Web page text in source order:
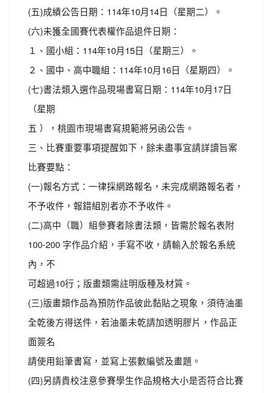
(五)成績公告日期：114年10月14日（星期二）。
(六)未獲全國賽代表權作品退件日期：
１、國小組：114年10月15日（星期三）。
２、國中、高中職組：114年10月16日（星期四）。
(七)書法類入選作品現場書寫日期：114年10月17日
（星期
五 ），桃園市現場書寫規範將另函公告。
三、比賽重要事項提醒如下，餘未盡事宜請詳讀旨案
比賽要點：
(一)報名方式：一律採網路報名，未完成網路報名者，
不予收件，報錯組別者亦不予收件。
(二)高中（職）組參賽者除書法類，皆需於報名表附
100-200 字作品介紹，手寫不收，請輸入於報名系統
內，不
可超過10行；版畫類需註明版種及材質。
(三)版畫類作品為預防作品彼此黏貼之現象，須待油墨
全乾後方得送件，若油墨未乾請加透明膠片，作品正
面簽名
請使用鉛筆書寫，並寫上張數編號及畫題。
(四)另請貴校注意參賽學生作品規格大小是否符合比賽